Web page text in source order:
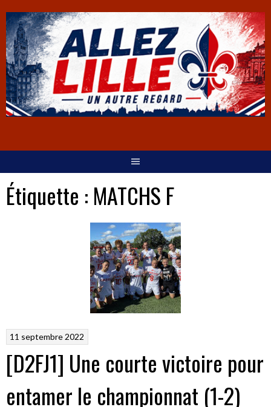
Étiquette : MATCHS F
11 septembre 2022
[D2FJ1] Une courte victoire pour
entamer le championnat (1-2)